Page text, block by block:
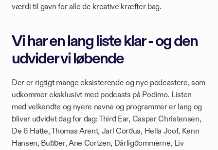
værdi til gavn for alle de kreative kræfter bag.
Vi har en lang liste klar - og den
udvider vi løbende
Der er rigtigt mange eksisterende og nye podcastere, som
udkommer eksklusivt med podcasts på Podimo. Listen
med velkendte og nyere navne og programmer er lang og
bliver udvidet dag for dag: Third Ear, Casper Christensen,
De 6 Hatte, Thomas Arent, Jarl Cordua, Hella Joof, Kenn
Hansen, Bubber, Ane Cortzen, Dårligdommerne, Liv